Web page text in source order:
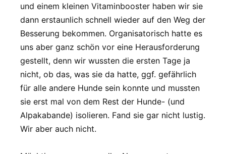
und einem kleinen Vitaminbooster haben wir sie
dann erstaunlich schnell wieder auf den Weg der
Besserung bekommen. Organisatorisch hatte es
uns aber ganz schön vor eine Herausforderung
gestellt, denn wir wussten die ersten Tage ja
nicht, ob das, was sie da hatte, ggf. gefährlich
für alle andere Hunde sein konnte und mussten
sie erst mal von dem Rest der Hunde- (und
Alpakabande) isolieren. Fand sie gar nicht lustig.
Wir aber auch nicht.